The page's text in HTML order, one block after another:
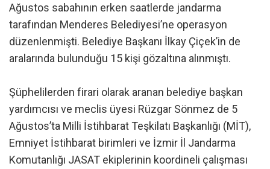
Ağustos sabahının erken saatlerde jandarma
tarafından Menderes Belediyesi’ne operasyon
düzenlenmişti. Belediye Başkanı İlkay Çiçek’in de
aralarında bulunduğu 15 kişi gözaltına alınmıştı.
Şüphelilerden firari olarak aranan belediye başkan
yardımcısı ve meclis üyesi Rüzgar Sönmez de 5
Ağustos’ta Milli İstihbarat Teşkilatı Başkanlığı (MİT),
Emniyet İstihbarat birimleri ve İzmir İl Jandarma
Komutanlığı JASAT ekiplerinin koordineli çalışması